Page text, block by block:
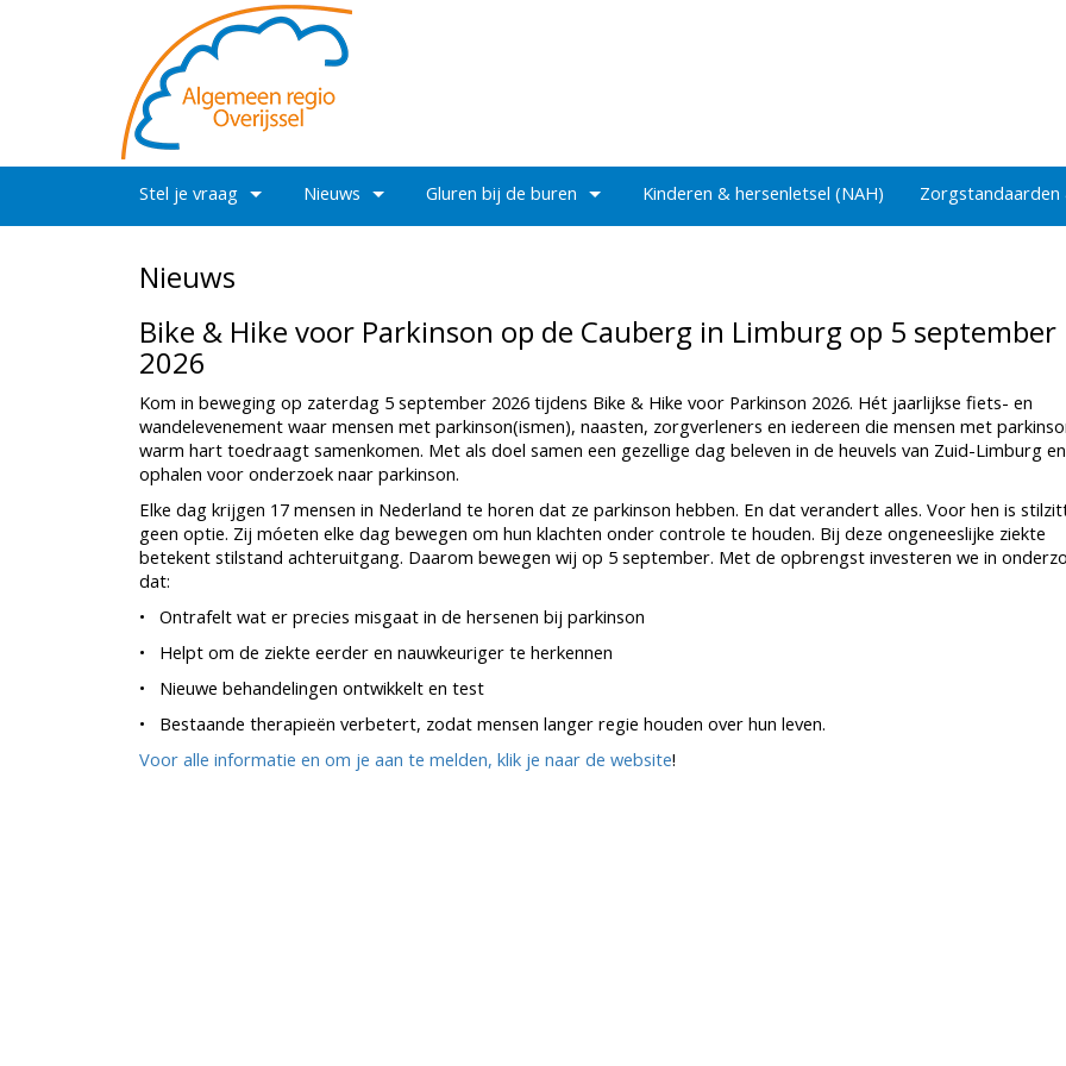
Stel je vraag Nieuws Gluren bij de buren Kinderen & hersenletsel (NAH) Zorgstandaarden
Nieuws
Bike & Hike voor Parkinson op de Cauberg in Limburg op 5 september
2026
Kom in beweging op zaterdag 5 september 2026 tijdens Bike & Hike voor Parkinson 2026. Hét jaarlijkse fiets- en
wandelevenement waar mensen met parkinson(ismen), naasten, zorgverleners en iedereen die mensen met
warm hart toedraagt samenkomen. Met als doel samen een gezellige dag beleven in de heuvels van Zuid-Limburg
ophalen voor onderzoek naar parkinson.
Elke dag krijgen 17 mensen in Nederland te horen dat ze parkinson hebben. En dat verandert alles. Voor hen is
geen optie. Zij móeten elke dag bewegen om hun klachten onder controle te houden. Bij deze ongeneeslijke ziekte
betekent stilstand achteruitgang. Daarom bewegen wij op 5 september. Met de opbrengst investeren we in
dat:
• Ontrafelt wat er precies misgaat in de hersenen bij parkinson
• Helpt om de ziekte eerder en nauwkeuriger te herkennen
• Nieuwe behandelingen ontwikkelt en test
• Bestaande therapieën verbetert, zodat mensen langer regie houden over hun leven.
Voor alle informatie en om je aan te melden, klik je naar de website!